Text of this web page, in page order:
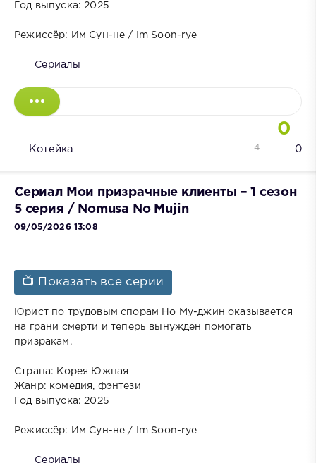
Год выпуска: 2025
Режиссёр: Им Сун-не / Im Soon-rye
Сериалы
0
Котейка 0
4
Сериал Мои призрачные клиенты – 1 сезон
5 серия / Nomusa No Mujin
09/05/2026 13:08
📺 Показать все серии
Юрист по трудовым спорам Но Му-джин оказывается
на грани смерти и теперь вынужден помогать
призракам.
Страна: Корея Южная
Жанр: комедия, фэнтези
Год выпуска: 2025
Режиссёр: Им Сун-не / Im Soon-rye
Сериалы